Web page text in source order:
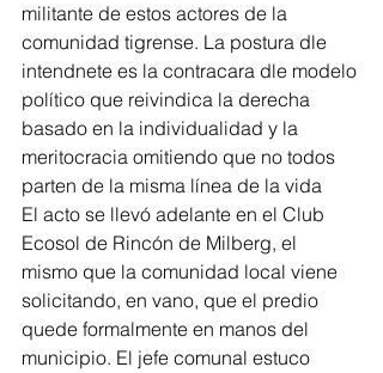
militante de estos actores de la
comunidad tigrense. La postura dle
intendnete es la contracara dle modelo
político que reivindica la derecha
basado en la individualidad y la
meritocracia omitiendo que no todos
parten de la misma línea de la vida
El acto se llevó adelante en el Club
Ecosol de Rincón de Milberg, el
mismo que la comunidad local viene
solicitando, en vano, que el predio
quede formalmente en manos del
municipio. El jefe comunal estuco